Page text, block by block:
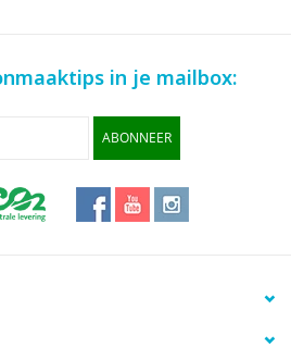
in je mailbox:
ABONNEER